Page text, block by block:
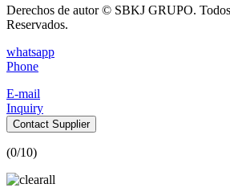
Derechos de autor © SBKJ GRUPO.
Reservados.
whatsapp
Phone
E-mail
Inquiry
Contact Supplier
(0/10)